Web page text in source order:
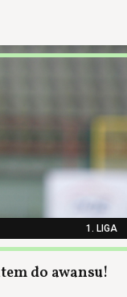
1. LIGA
do awansu!